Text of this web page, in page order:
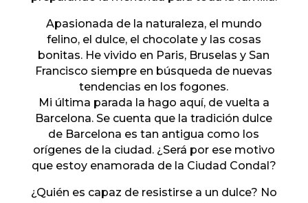
Apasionada de la naturaleza, el mundo
felino, el dulce, el chocolate y las cosas
bonitas. He vivido en Paris, Bruselas y San
Francisco siempre en búsqueda de nuevas
tendencias en los fogones.
Mi última parada la hago aquí, de vuelta a
Barcelona. Se cuenta que la tradición dulce
de Barcelona es tan antigua como los
orígenes de la ciudad. ¿Será por ese motivo
que estoy enamorada de la Ciudad Condal?
¿Quién es capaz de resistirse a un dulce? No